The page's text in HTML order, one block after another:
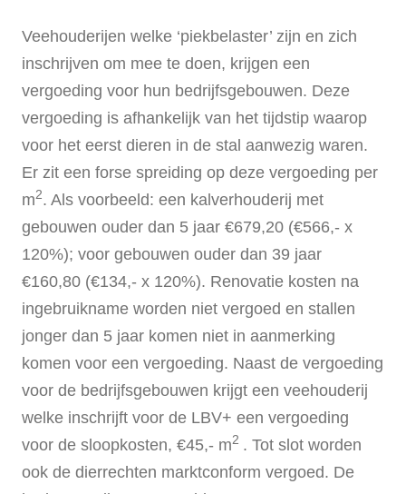
Veehouderijen welke ‘piekbelaster’ zijn en zich
inschrijven om mee te doen, krijgen een
vergoeding voor hun bedrijfsgebouwen. Deze
vergoeding is afhankelijk van het tijdstip waarop
voor het eerst dieren in de stal aanwezig waren.
Er zit een forse spreiding op deze vergoeding per
m2. Als voorbeeld: een kalverhouderij met
gebouwen ouder dan 5 jaar €679,20 (€566,- x
120%); voor gebouwen ouder dan 39 jaar
€160,80 (€134,- x 120%). Renovatie kosten na
ingebruikname worden niet vergoed en stallen
jonger dan 5 jaar komen niet in aanmerking
komen voor een vergoeding. Naast de vergoeding
voor de bedrijfsgebouwen krijgt een veehouderij
welke inschrijft voor de LBV+ een vergoeding
voor de sloopkosten, €45,- m2 . Tot slot worden
ook de dierrechten marktconform vergoed. De